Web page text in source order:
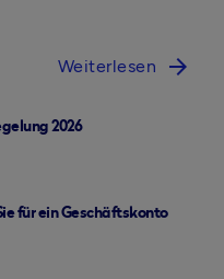
Weiterlesen arrow_forward
2026
für ein Geschäftskonto